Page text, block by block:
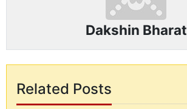
Dakshin Bharat
Related Posts